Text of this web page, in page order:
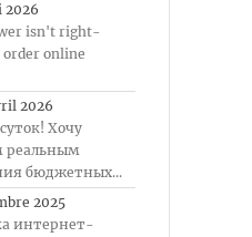
2026
isn't right-
online
2026
Хочу
реальным
бюджетных...
2025
интернет-